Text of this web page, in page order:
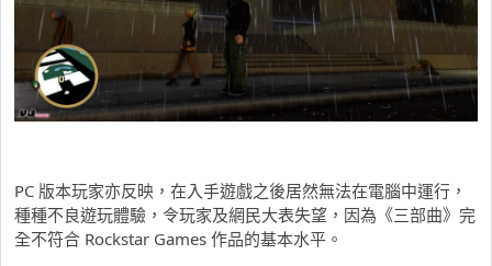
PC 版本玩家亦反映，在入手遊戲之後居然無法在電腦中運行，
種種不良遊玩體驗，令玩家及網民大表失望，因為《三部曲》完
全不符合 Rockstar Games 作品的基本水平。